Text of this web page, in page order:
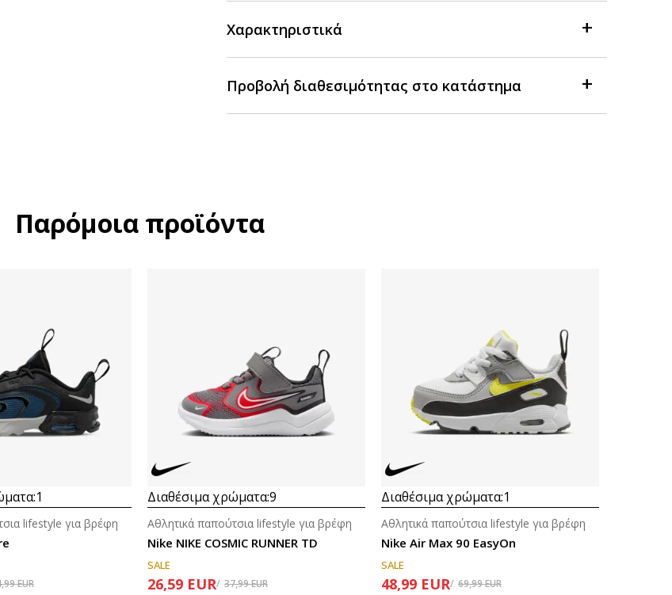
Χαρακτηριστικά
Προβολή διαθεσιμότητας στο κατάστημα
Παρόμοια προϊόντα
1
lifestyle για βρέφη
EUR
Διαθέσιμα χρώματα:9
Nike NIKE COSMIC RUNNER TD
Αθλητικά παπούτσια lifestyle για βρέφη
SALE
26,59 EUR 37,99EUR
Διαθέσιμα χρώματα:1
Nike Air Max 90 EasyOn
Αθλητικά παπούτσια lifestyle για βρέφη
SALE
48,99 EUR 69,99EUR